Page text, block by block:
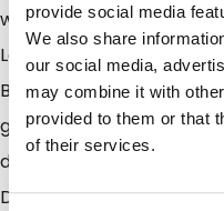
provide social media
We also share
our social media,
may combine it with
provided to them or that
of their services.
werden. Die
Laminat hergestellt mit
Barriereeigenschaften.
geeigent für Produkte,
den Gebrauch hohe
Diese Beutel sind im